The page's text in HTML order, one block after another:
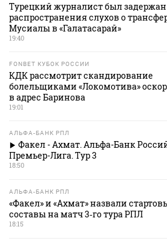
Турецкий журналист был задержан
распространения слухов о
Мусиалы в «Галатасарай»
19:40
FONBET КУБОК РОССИИ
КДК рассмотрит скандирование
болельщиками «Локомотива»
в адрес Баринова
19:01
АЛЬФА-БАНК РПЛ
Факел - Ахмат. Альфа-Банк
Премьер-Лига. Тур 3
18:50
АЛЬФА-БАНК РПЛ
«Факел» и «Ахмат» назвали
составы на матч 3‑го тура РПЛ
18:15